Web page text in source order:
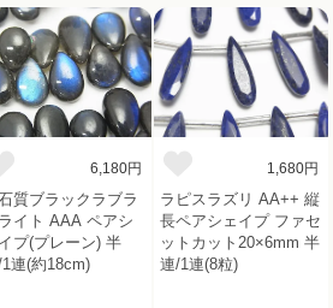
6,180円
質ブラックラブラ
イト AAA ペアシ
プ(プレーン) 半
連(約18cm)
1,680円
ラピスラズリ AA++ 縦
長ペアシェイプ ファセ
ットカット20×6mm 半
連/1連(8粒)